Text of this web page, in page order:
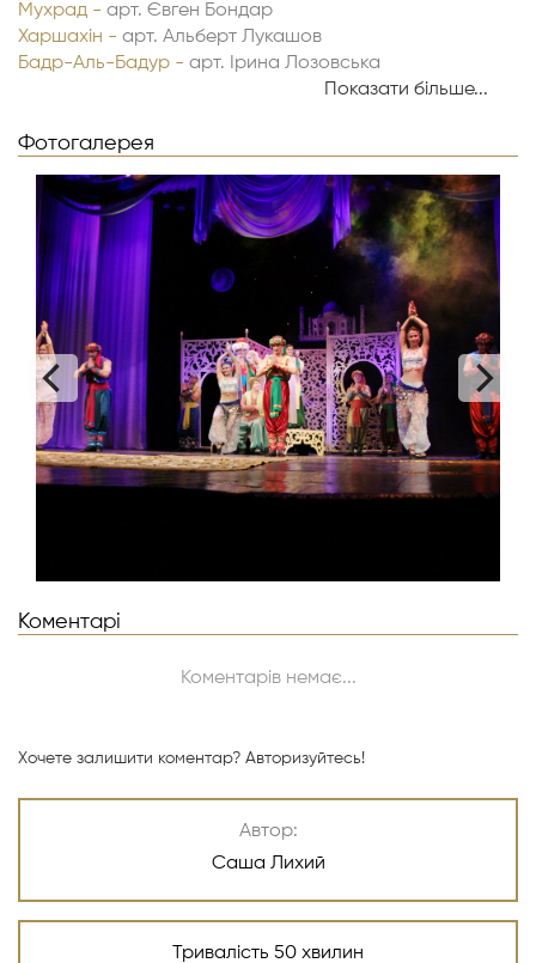
Мухрад - арт. Євген Бондар
Харшахін - арт. Альберт Лукашов
Бадр-Аль-Бадур - арт. Ірина Лозовська
Базим -арт. Микола Лемешко
Показати більше...
Фотогалерея
Коментарі
Коментарів немає...
Хочете залишити коментар? Авторизуйтесь!
Автор:
Саша Лихий
Тривалість 50 хвилин